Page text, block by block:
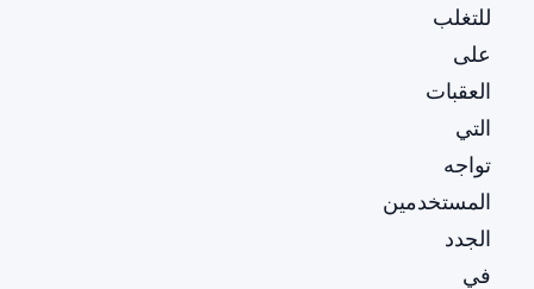
للتغلب
على
العقبات
التي
تواجه
المستخدمين
الجدد
في